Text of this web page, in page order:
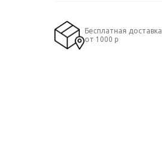
Бесплатная доставка
от 1000 р